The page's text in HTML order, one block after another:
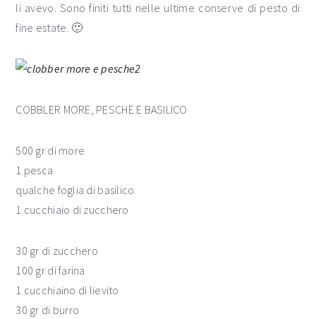
li avevo. Sono finiti tutti nelle ultime conserve di pesto di
fine estate. 🙂
COBBLER MORE, PESCHE E BASILICO
500 gr di more
1 pesca
qualche foglia di basilico
1 cucchiaio di zucchero
30 gr di zucchero
100 gr di farina
1 cucchiaino di lievito
30 gr di burro